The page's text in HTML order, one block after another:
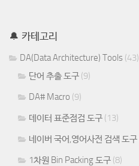
🔔 카테고리
DA(Data Architecture) Tools (43)
단어 추출 도구 (9)
DA# Macro (9)
데이터 표준점검 도구 (13)
네이버 국어,영어사전 검색 도구
1차원 Bin Packing 도구 (8)